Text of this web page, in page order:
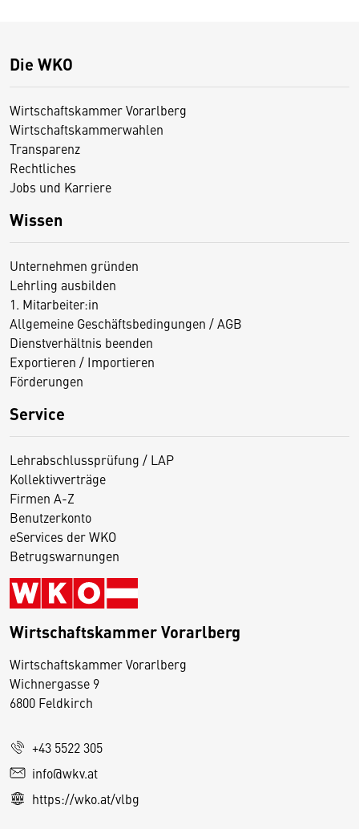
Die WKO
Wirtschaftskammer Vorarlberg
Wirtschaftskammerwahlen
Transparenz
Rechtliches
Jobs und Karriere
Wissen
Unternehmen gründen
Lehrling ausbilden
1. Mitarbeiter:in
Allgemeine Geschäftsbedingungen / AGB
Dienstverhältnis beenden
Exportieren / Importieren
Förderungen
Service
Lehrabschlussprüfung / LAP
Kollektivverträge
Firmen A-Z
Benutzerkonto
eServices der WKO
Betrugswarnungen
Wirtschaftskammer Vorarlberg
Wirtschaftskammer Vorarlberg
Wichnergasse 9
6800 Feldkirch
+43 5522 305
info@wkv.at
https://wko.at/vlbg
D
i
e
e
S
e